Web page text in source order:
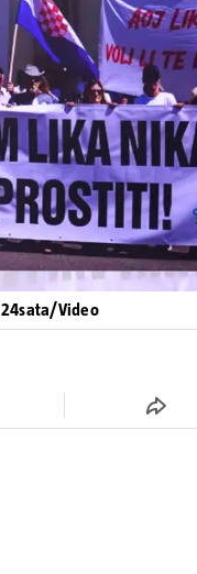
24sata/Video